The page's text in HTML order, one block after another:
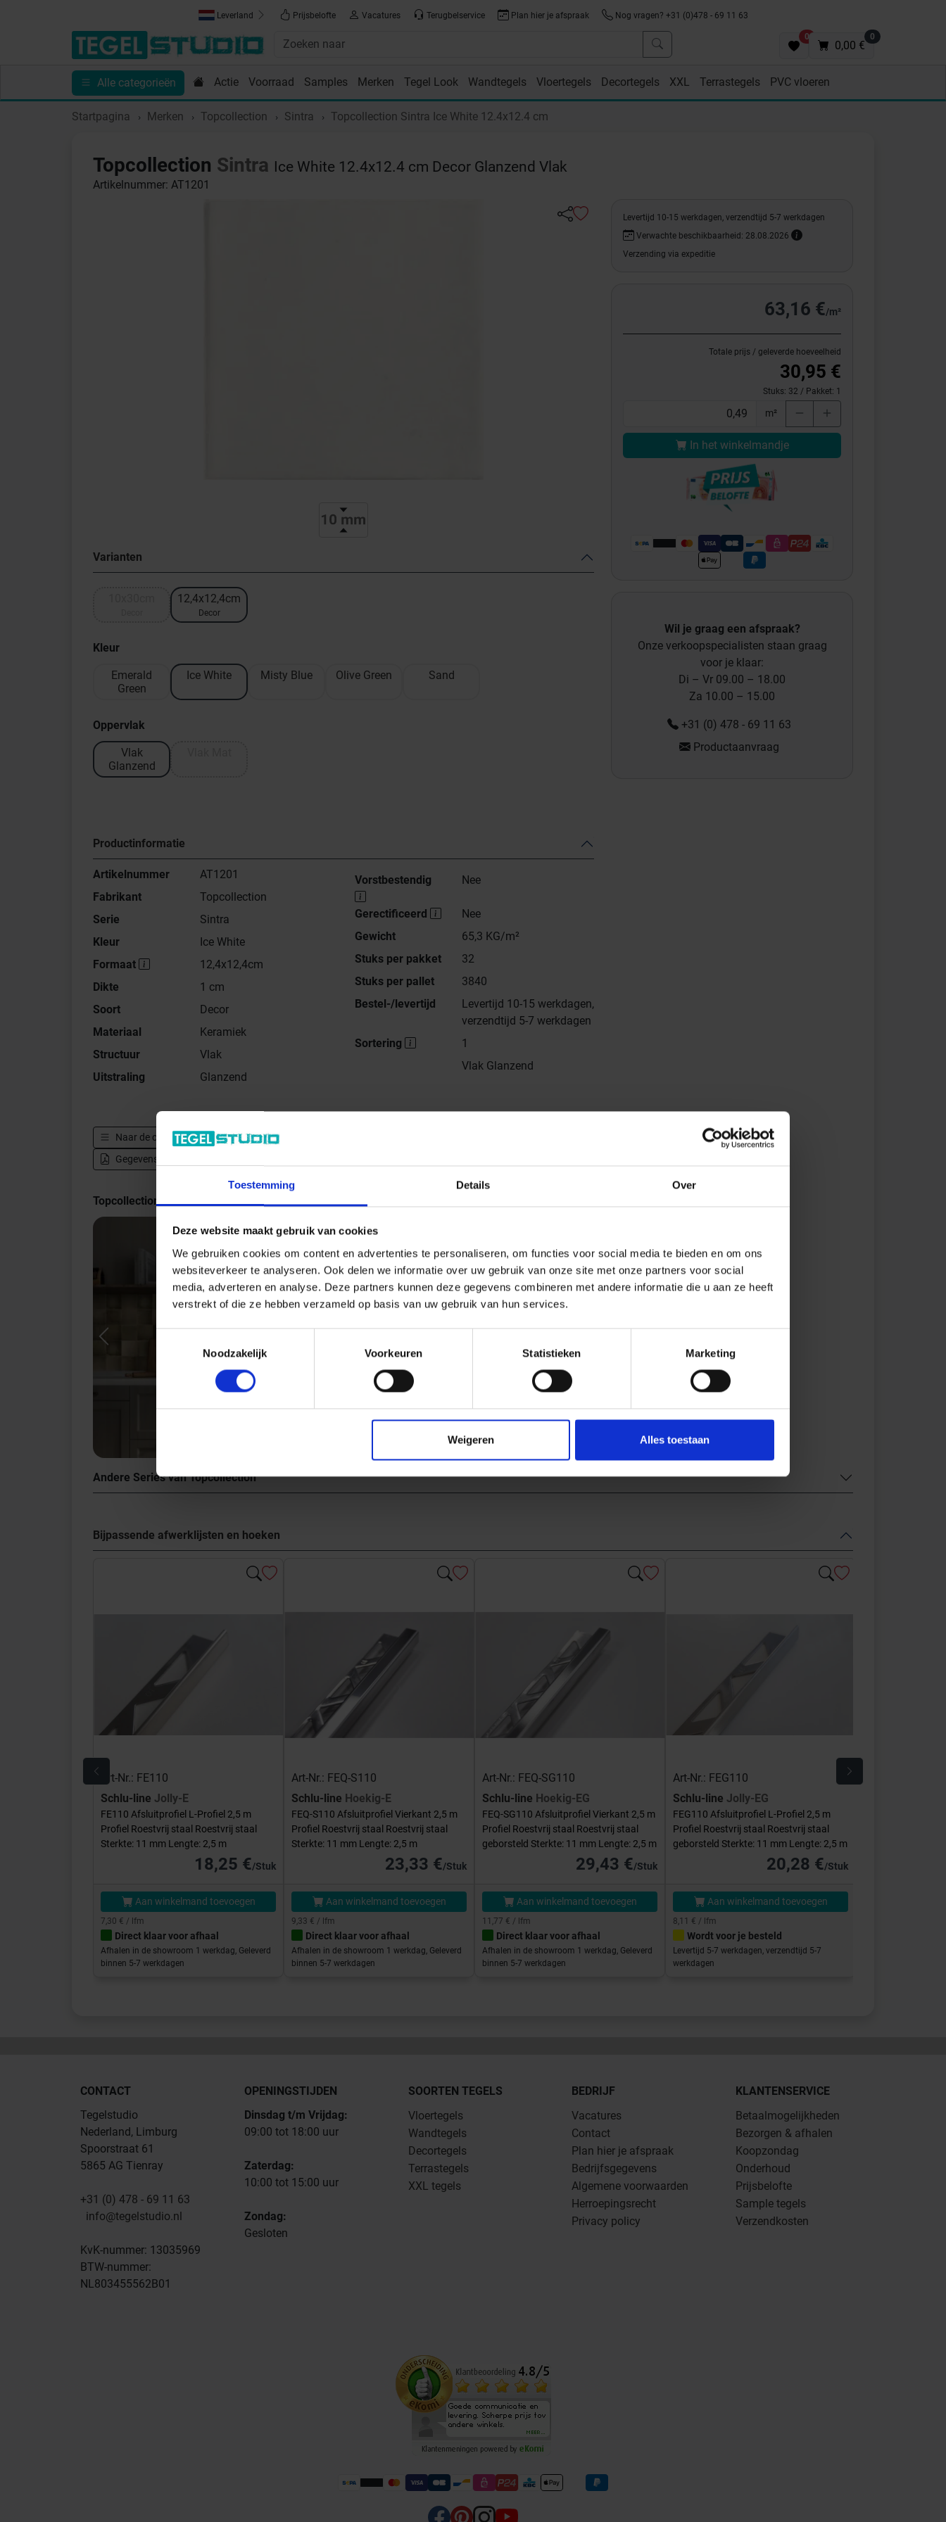
Toestemming Details Over
Deze website maakt gebruik van cookies
We gebruiken cookies om content en advertenties te personaliseren, om functies voor social media te bieden en om ons
websiteverkeer te analyseren. Ook delen we informatie over uw gebruik van onze site met onze partners voor social
media, adverteren en analyse. Deze partners kunnen deze gegevens combineren met andere informatie die u aan ze heeft
verstrekt of die ze hebben verzameld op basis van uw gebruik van hun services.
Noodzakelijk
Voorkeuren Statistieken Marketing
Weigeren Alles toestaan
Leverland Prijsbelofte Vacatures Terugbelservice Plan hier je afspraak Nog vragen? +31 (0)478 - 69 11 63
0 0
0,00 €
Alle categorieën Actie Voorraad Samples Merken Tegel Look Wandtegels Vloertegels Decortegels XXL Terrastegels PVC vloeren
Toebehoren Sanitair Tips en Inspiratie Showroom
Startpagina Merken Topcollection Sintra Topcollection Sintra Ice White 12.4x12.4 cm
Topcollection Sintra Ice White 12.4x12.4 cm Decor Glanzend Vlak
Artikelnummer: AT1201
Varianten
12,4x12,4cm
Decor
Kleur
Emerald
Green
Ice White Misty Blue Olive Green Sand
Oppervlak
Vlak
Glanzend
Productinformatie
Artikelnummer
AT1201
Fabrikant
Topcollection
Serie
Sintra
Kleur
Ice White
Formaat
12,4x12,4cm
Dikte
1 cm
Soort
Decor
Materiaal
Keramiek
Structuur
Vlak
Uitstraling
Glanzend
Vorstbestendig Nee
Gerectificeerd
Nee
Gewicht
65,3 KG/m²
Stuks per pakket
32
Stuks per pallet
3840
Bestel-/levertijd
Levertijd 10-15 werkdagen,
verzendtijd 5-7 werkdagen
Sortering
1
Vlak Glanzend
Naar de complete serieTopcollection Sintra
Gegevensblad downloaden - PDF
Levertijd 10-15 werkdagen, verzendtijd 5-7 werkdagen
Verwachte beschikbaarheid: 28.08.2026
Verzending via expeditie
63,16 €/m²
Totale prijs / geleverde hoeveelheid
30,95 €
Stuks: 32 / Pakket: 1
m²
In het winkelmandje
Wil je graag een afspraak?
Onze verkoopspecialisten staan graag
voor je klaar:
Di – Vr 09.00 – 18.00
Za 10.00 – 15.00
+31 (0) 478 - 69 11 63
Productaanvraag
Topcollection Sintra Indrukken
Previous
Andere Series van Topcollection
Bijpassende afwerklijsten en hoeken
Art-Nr.: FE110
Schlu-line Jolly-E
FE110 Afsluitprofiel L-Profiel 2,5 m
Profiel Roestvrij staal Roestvrij staal
Sterkte: 11 mm Lengte: 2,5 m
18,25 €/Stuk
Aan winkelmand toevoegen
7,30 € / lfm
Direct klaar voor afhaal
Afhalen in de showroom 1 werkdag, Geleverd
binnen 5-7 werkdagen
Art-Nr.: FEQ-S110
Schlu-line Hoekig-E
FEQ-S110 Afsluitprofiel Vierkant 2,5 m
Profiel Roestvrij staal Roestvrij staal
Sterkte: 11 mm Lengte: 2,5 m
23,33 €/Stuk
Aan winkelmand toevoegen
9,33 € / lfm
Direct klaar voor afhaal
Afhalen in de showroom 1 werkdag, Geleverd
binnen 5-7 werkdagen
Art-Nr.: FEQ-SG110
Schlu-line Hoekig-EG
FEQ-SG110 Afsluitprofiel Vierkant 2,5 m
Profiel Roestvrij staal Roestvrij staal
geborsteld Sterkte: 11 mm Lengte: 2,5 m
29,43 €/Stuk
Aan winkelmand toevoegen
11,77 € / lfm
Direct klaar voor afhaal
Afhalen in de showroom 1 werkdag, Geleverd
binnen 5-7 werkdagen
Art-Nr.: FEG110
Schlu-line Jolly-EG
FEG110 Afsluitprofiel L-Profiel 2,5 m
Profiel Roestvrij staal Roestvrij staal
geborsteld Sterkte: 11 mm Lengte: 2,5 m
20,28 €/Stuk
Aan winkelmand toevoegen
8,11 € / lfm
Wordt voor je besteld
Levertijd 5-7 werkdagen, verzendtijd 5-7
werkdagen
CONTACT
Tegelstudio
Nederland, Limburg
Spoorstraat 61
5865 AG Tienray
+31 (0) 478 - 69 11 63
info@tegelstudio.nl
KvK-nummer: 13035969
BTW-nummer:
NL803455562B01
OPENINGSTIJDEN
Dinsdag t/m Vrijdag:
09:00 tot 18:00 uur
Zaterdag:
10:00 tot 15:00 uur
Zondag:
Gesloten
SOORTEN TEGELS
Vloertegels
Wandtegels
Decortegels
Terrastegels
XXL tegels
BEDRIJF
Vacatures
Contact
Plan hier je afspraak
Bedrijfsgegevens
Algemene voorwaarden
Herroepingsrecht
Privacy policy
KLANTENSERVICE
Betaalmogelijkheden
Bezorgen & afhalen
Koopzondag
Onderhoud
Prijsbelofte
Sample tegels
Verzendkosten